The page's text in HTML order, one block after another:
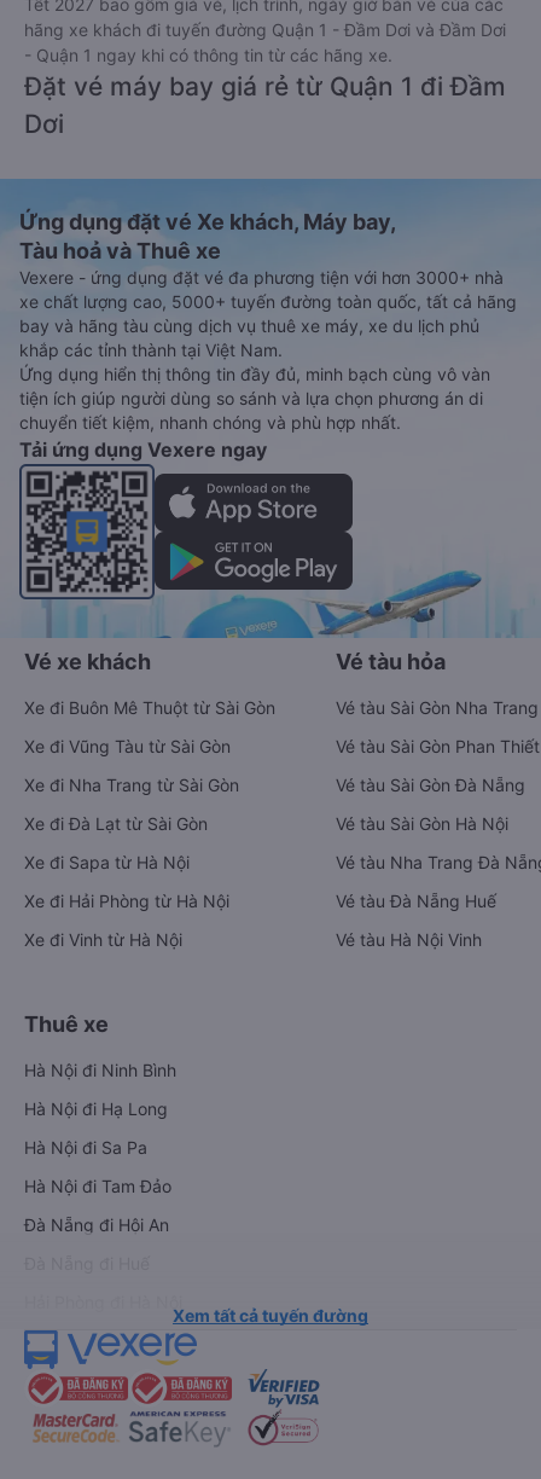
hãng xe khách đi tuyến đường Quận 1 - Đầm Dơi và Đầm Dơi
- Quận 1 ngay khi có thông tin từ các hãng xe.
Đặt vé máy bay giá rẻ từ Quận 1 đi Đầm
Dơi
Ứng dụng đặt vé Xe khách, Máy bay,
Tàu hoả và Thuê xe
Vexere - ứng dụng đặt vé đa phương tiện với hơn 3000+ nhà
xe chất lượng cao, 5000+ tuyến đường toàn quốc, tất cả hãng
bay và hãng tàu cùng dịch vụ thuê xe máy, xe du lịch phủ
khắp các tỉnh thành tại Việt Nam.
Ứng dụng hiển thị thông tin đầy đủ, minh bạch cùng vô vàn
tiện ích giúp người dùng so sánh và lựa chọn phương án di
chuyển tiết kiệm, nhanh chóng và phù hợp nhất.
Tải ứng dụng Vexere ngay
Vé xe khách
Xe đi Buôn Mê Thuột từ Sài Gòn
Xe đi Vũng Tàu từ Sài Gòn
Xe đi Nha Trang từ Sài Gòn
Xe đi Đà Lạt từ Sài Gòn
Xe đi Sapa từ Hà Nội
Xe đi Hải Phòng từ Hà Nội
Xe đi Vinh từ Hà Nội
Vé tàu hỏa
Vé tàu Sài Gòn Nha Trang
Vé tàu Sài Gòn Phan Thiết
Vé tàu Sài Gòn Đà Nẵng
Vé tàu Sài Gòn Hà Nội
Vé tàu Nha Trang Đà
Vé tàu Đà Nẵng Huế
Vé tàu Hà Nội Vinh
Thuê xe
Hà Nội đi Ninh Bình
Hà Nội đi Hạ Long
Hà Nội đi Sa Pa
Hà Nội đi Tam Đảo
Đà Nẵng đi Hội An
Xem tất cả tuyến đường